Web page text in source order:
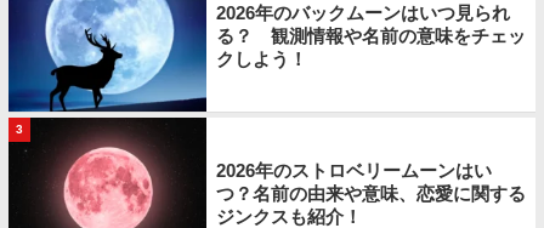
2026年のバックムーンはいつ見られ
る？ 観測情報や名前の意味をチェッ
クしよう！
3
2026年のストロベリームーンはい
つ？名前の由来や意味、恋愛に関する
ジンクスも紹介！